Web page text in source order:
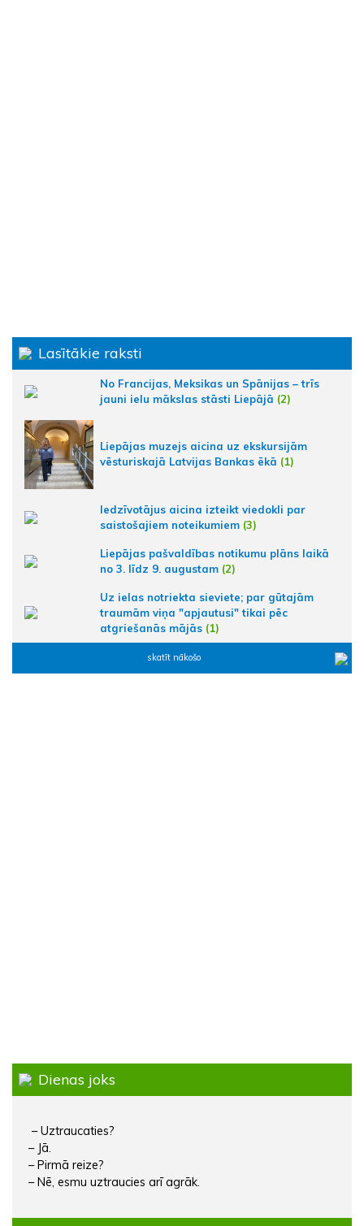
Lasītākie raksti
No Francijas, Meksikas un Spānijas – trīs
jauni ielu mākslas stāsti Liepājā (2)
Liepājas muzejs aicina uz ekskursijām
vēsturiskajā Latvijas Bankas ēkā (1)
Iedzīvotājus aicina izteikt viedokli par
saistošajiem noteikumiem (3)
Liepājas pašvaldības notikumu plāns laikā
no 3. līdz 9. augustam (2)
Uz ielas notriekta sieviete; par gūtajām
traumām viņa "apjautusi" tikai pēc
atgriešanās mājās (1)
skatīt nākošo
Dienas joks
– Uztraucaties?
– Jā.
– Pirmā reize?
– Nē, esmu uztraucies arī agrāk.